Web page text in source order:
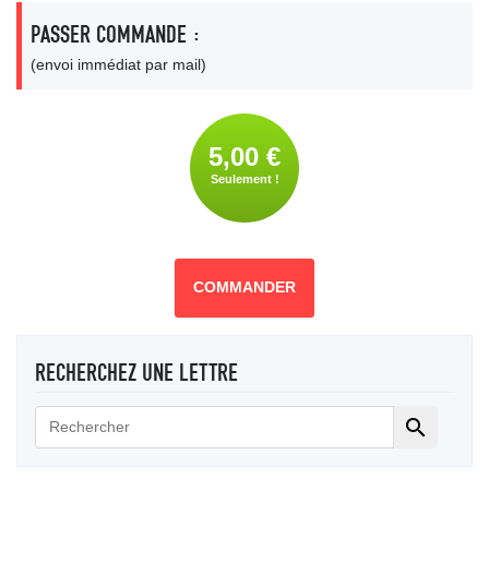
PASSER COMMANDE :
(envoi immédiat par mail)
5,00 €
Seulement !
COMMANDER
RECHERCHEZ UNE LETTRE
